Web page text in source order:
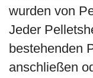
wurden von
Jeder
bestehenden
anschließen